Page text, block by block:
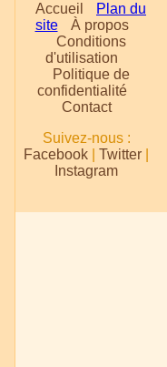
Accueil
Plan du
site
À propos
Conditions
d'utilisation
Politique de
confidentialité
Contact
Suivez-nous :
Facebook
Twitter
Instagram